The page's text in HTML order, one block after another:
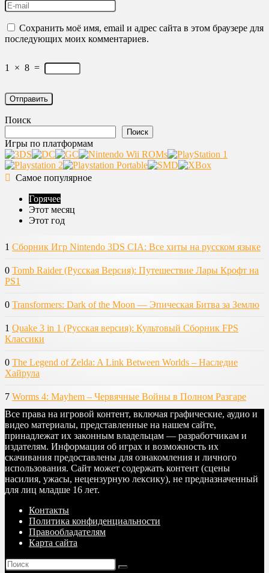
Сохранить моё имя, email и адрес сайта в этом браузере для
последующих моих комментариев.
1 × 8 =
Поиск
Поиск
Игры по платформам
Самое популярное
Горячее
Этот месяц
Этот год
1 Сборник Игр Nintendo 3DS CIA: Все хиты на русском языке
0 Tomb Raider (Русская Версия): Путешествие Лары Крофт на
PS1
0 Transformers: Dark of the Moon — Эпическая Битва за Землю
1 Quake 3 in 1 (Русская версия): Культовый Сборник FPS
Классики
0 The Legend of Zelda: A Link Between Worlds – Наследие
Хайрула
7 Worms 4: Mayhem – Червячные Войны в Полном Разгаре
Все права на игровой контент, включая графические, аудио и
видео материалы, представленные на нашем сайте,
принадлежат их законным владельцам — разработчикам и
издателям. Информация об играх и возможность их
скачивания предоставлены для ознакомления и личного
использования. Сайт может содержать контент (сцены
насилия, ужасы, нецензурную лексику), не предназначенный
для лиц младше 16 лет.
Контакты
Политика конфиденциальности
Правообладателям
Карта сайта